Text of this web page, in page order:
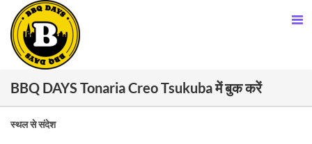
BBQ DAYS Tonaria Creo Tsukuba में बुक करें
स्थल से संदेश